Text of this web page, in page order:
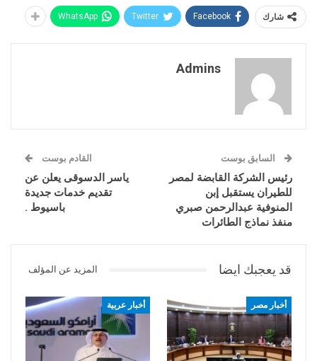
شارك Facebook
Twitter
WhatsApp
Admins
السابق بوست
رئيس الشركة القابضة لمصر
للطيران يستقبل إبن
المنوفية عبدالرحمن صبري
منفذ نماذج الطائرات
القادم بوست
ياسر الدسوقى يعلن عن
تقديم خدمات جديدة
باسيوط .
قد يعجبك ايضا المزيد عن المؤلف
أخبار مصر أخبار عربية